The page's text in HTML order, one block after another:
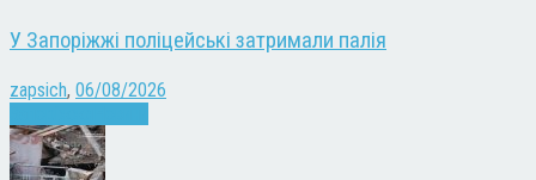
У Запоріжжі поліцейські затримали палія
zapsich, 06/08/2026